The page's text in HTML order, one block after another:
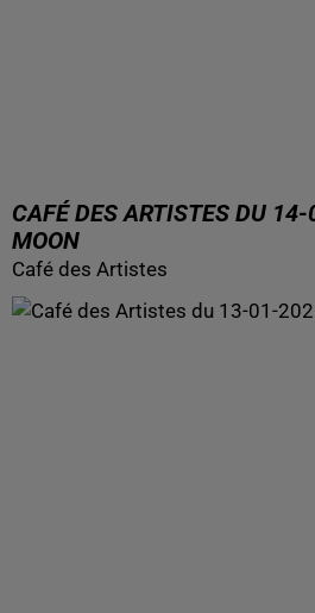
CAFÉ DES ARTISTES DU
MOON
Café des Artistes